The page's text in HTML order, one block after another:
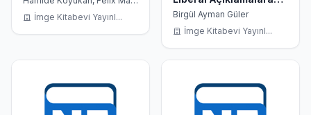
Ibáñez
İmge Kitabevi Yayınl...
Eleştirel Yaklaşım
Birgül Ayman Güler
İmge Kitabevi Yayınl...